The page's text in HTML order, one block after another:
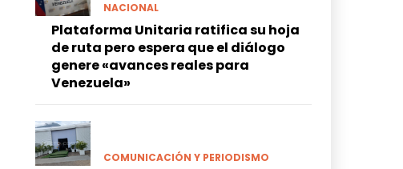
NACIONAL
Plataforma Unitaria ratifica su hoja
de ruta pero espera que el diálogo
genere «avances reales para
Venezuela»
COMUNICACIÓN Y PERIODISMO